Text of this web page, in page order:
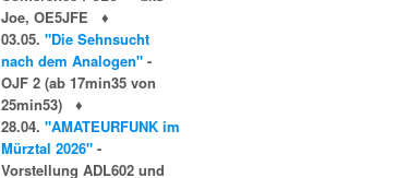
Joe, OE5JFE
♦
03.05. "Die Sehnsucht
nach dem Analogen"-
OJF 2 (ab 17min35 von
25min53)
♦
28.04. "AMATEURFUNK im
Mürztal 2026"-
Vorstellung ADL602 und